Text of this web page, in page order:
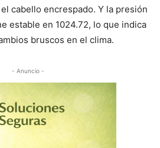
cabello encrespado. Y la presión
estable en 1024.72, lo que indica
bruscos en el clima.
- Anuncio -